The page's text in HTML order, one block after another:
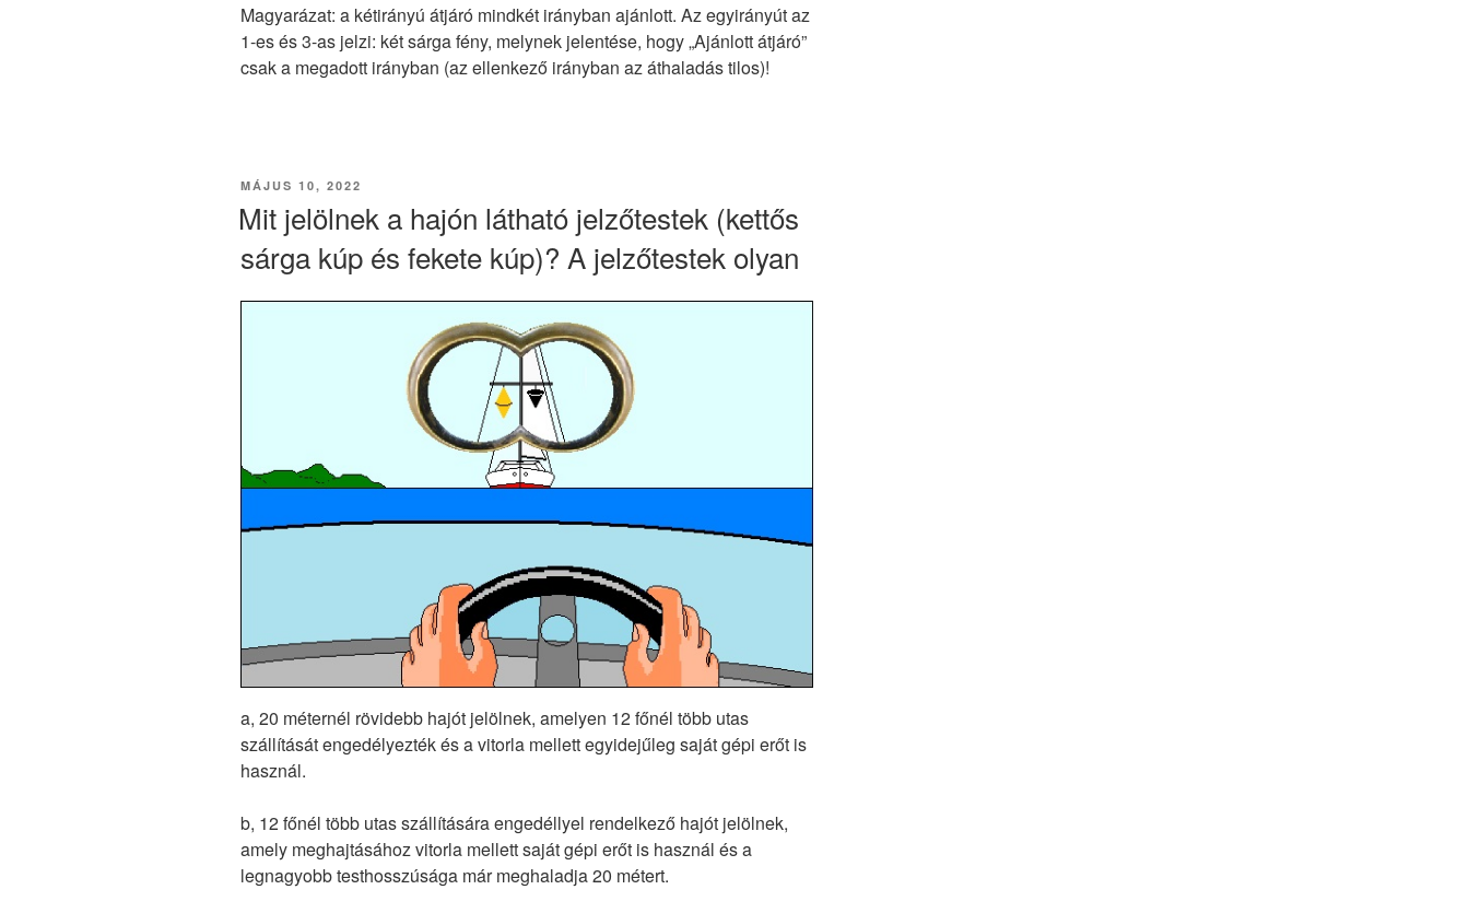
Magyarázat: a kétirányú átjáró mindkét irányban ajánlott. Az egyirányút az
1-es és 3-as jelzi: két sárga fény, melynek jelentése, hogy „Ajánlott átjáró”
csak a megadott irányban (az ellenkező irányban az áthaladás tilos)!
BEKÜLDVE:
MÁJUS 10, 2022
Mit jelölnek a hajón látható jelzőtestek (kettős
sárga kúp és fekete kúp)? A jelzőtestek olyan
a, 20 méternél rövidebb hajót jelölnek, amelyen 12 főnél több utas
szállítását engedélyezték és a vitorla mellett egyidejűleg saját gépi erőt is
használ.
b, 12 főnél több utas szállítására engedéllyel rendelkező hajót jelölnek,
amely meghajtásához vitorla mellett saját gépi erőt is használ és a
legnagyobb testhosszúsága már meghaladja 20 métert.